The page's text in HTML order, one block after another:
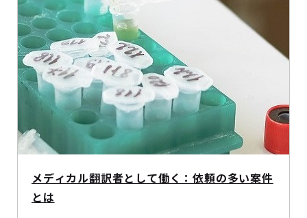
メディカル翻訳者として働く：依頼の多い案件
とは